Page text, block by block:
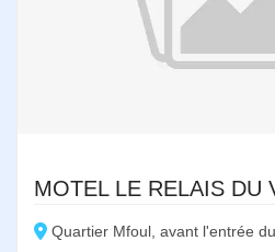
MOTEL LE RELAIS DU
Quartier Mfoul, avant l'entrée